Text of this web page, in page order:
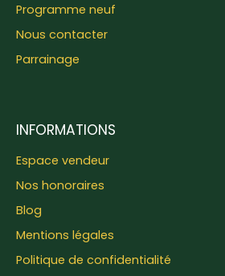
Programme neuf
Nous contacter
Parrainage
INFORMATIONS
Espace vendeur
Nos honoraires
Blog
Mentions légales
Politique de confidentialité